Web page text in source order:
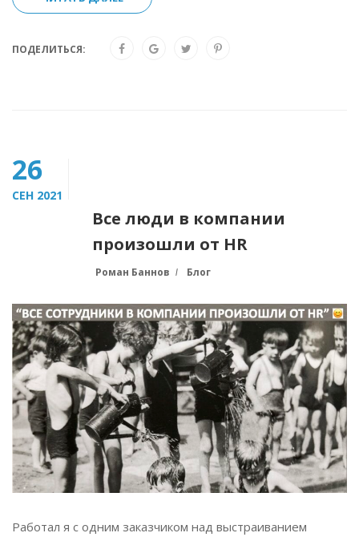
ПОДЕЛИТЬСЯ:
26
СЕН 2021
Все люди в компании
произошли от HR
Роман Баннов Блог
Работал я с одним заказчиком над выстраиванием